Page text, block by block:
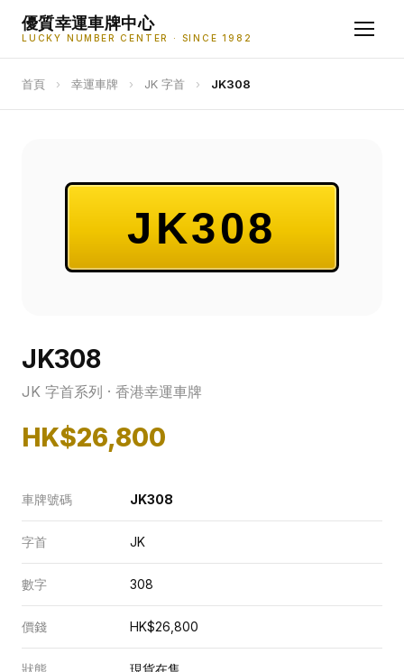
優質幸運車牌中心
LUCKY NUMBER CENTER · SINCE 1982
首頁 › 幸運車牌 › JK 字首 › JK308
JK308
JK308
JK 字首系列 · 香港幸運車牌
HK$26,800
車牌號碼 JK308
字首 JK
數字 308
價錢 HK$26,800
狀態 現貨在售